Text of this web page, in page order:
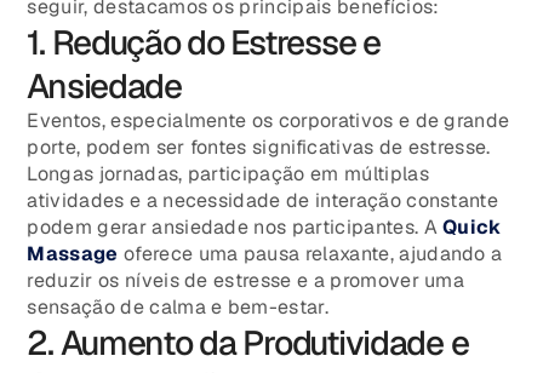
seguir, destacamos os principais benefícios:
1. Redução do Estresse e
Ansiedade
Eventos, especialmente os corporativos e de grande
porte, podem ser fontes significativas de estresse.
Longas jornadas, participação em múltiplas
atividades e a necessidade de interação constante
podem gerar ansiedade nos participantes. AQuick
Massage oferece uma pausa relaxante, ajudando a
reduzir os níveis de estresse e a promover uma
sensação de calma e bem-estar.
2. Aumento da Produtividade e